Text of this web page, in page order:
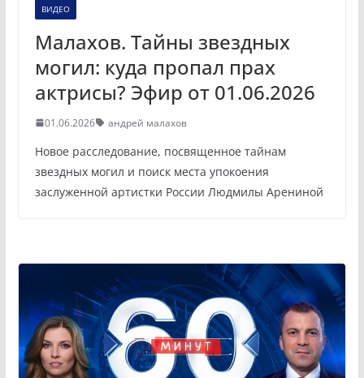
ВИДЕО
Малахов. Тайны звездных
могил: куда пропал прах
актрисы? Эфир от 01.06.2026
01.06.2026 андрей малахов
Новое расследование, посвященное тайнам
звездных могил и поиск места упокоения
заслуженной артистки России Людмилы Арениной